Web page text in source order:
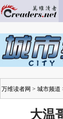
万维读者网 > 城市频道
大温